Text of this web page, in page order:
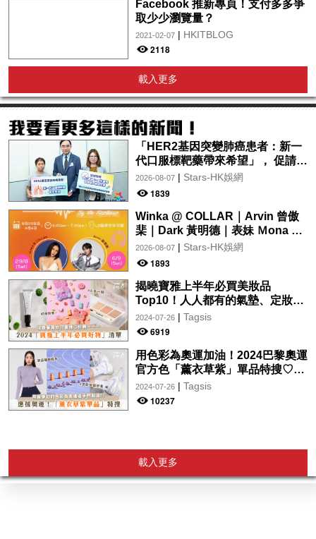
Facebook 推新專頁！支付多多爭
取少少瀏覽量？
2021-02-07| HKITBLOG
2118
載入更多
「HER2基因突變肺癌患者：新一
代口服標靶藥帶來希望」， 促請政
府加快納入藥物名冊，助患者及早
受惠
2026-08-07| Stars-HK娛網
1839
Winka @ COLLAR｜Arvin 曾傲
棐｜Dark 黃明德｜表妹 Ｍona 8
月29日起登陸L5維港空中花園 |
wwwtc mall 首度呈獻「Music
2026-08-07| Stars-HK娛網
1893
揭曉寶雅上半年必買美妝品
Top10！人人都有的氣墊、定妝噴
霧、保養品～幫你找到最值得入手
的好物♡
2024-07-26| Tagsis
6919
用色彩為奧運加油！2024巴黎奧運
官方色「薰衣草紫」單品特搜♡讓
你從頭到腳、隨時充滿奧運氛圍～
2024-07-26| Tagsis
10237
載入更多